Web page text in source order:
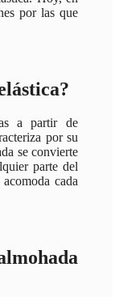
por las que
?
a partir de
por su
se convierte
parte del
cada